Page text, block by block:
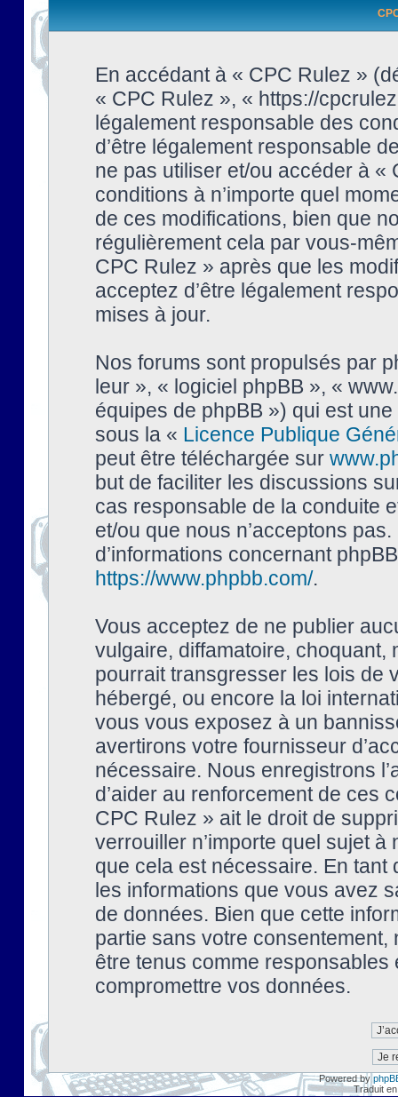
En accédant à « CPC Rulez »
« CPC Rulez », « https://
légalement responsable des
d’être légalement responsable
ne pas utiliser et/ou accéder à
conditions à n’importe quel
de ces modifications, bien que
régulièrement cela par vous-
CPC Rulez » après que les
acceptez d’être légalement
mises à jour.
Nos forums sont propulsés par
leur », « logiciel phpBB », «
équipes de phpBB ») qui est
sous la « Licence Publique
peut être téléchargée sur
but de faciliter les discussions
cas responsable de la conduite
et/ou que nous n’acceptons
d’informations concernant
https://www.phpbb.com/.
Vous acceptez de ne publier
vulgaire, diffamatoire, choquant,
pourrait transgresser les lois de
hébergé, ou encore la loi
vous vous exposez à un
avertirons votre fournisseur
nécessaire. Nous enregistrons
d’aider au renforcement de ces
CPC Rulez » ait le droit de
verrouiller n’importe quel sujet à
que cela est nécessaire. En tant
les informations que vous avez
de données. Bien que cette
partie sans votre
être tenus comme
compromettre vos données.
Powered by
Traduit